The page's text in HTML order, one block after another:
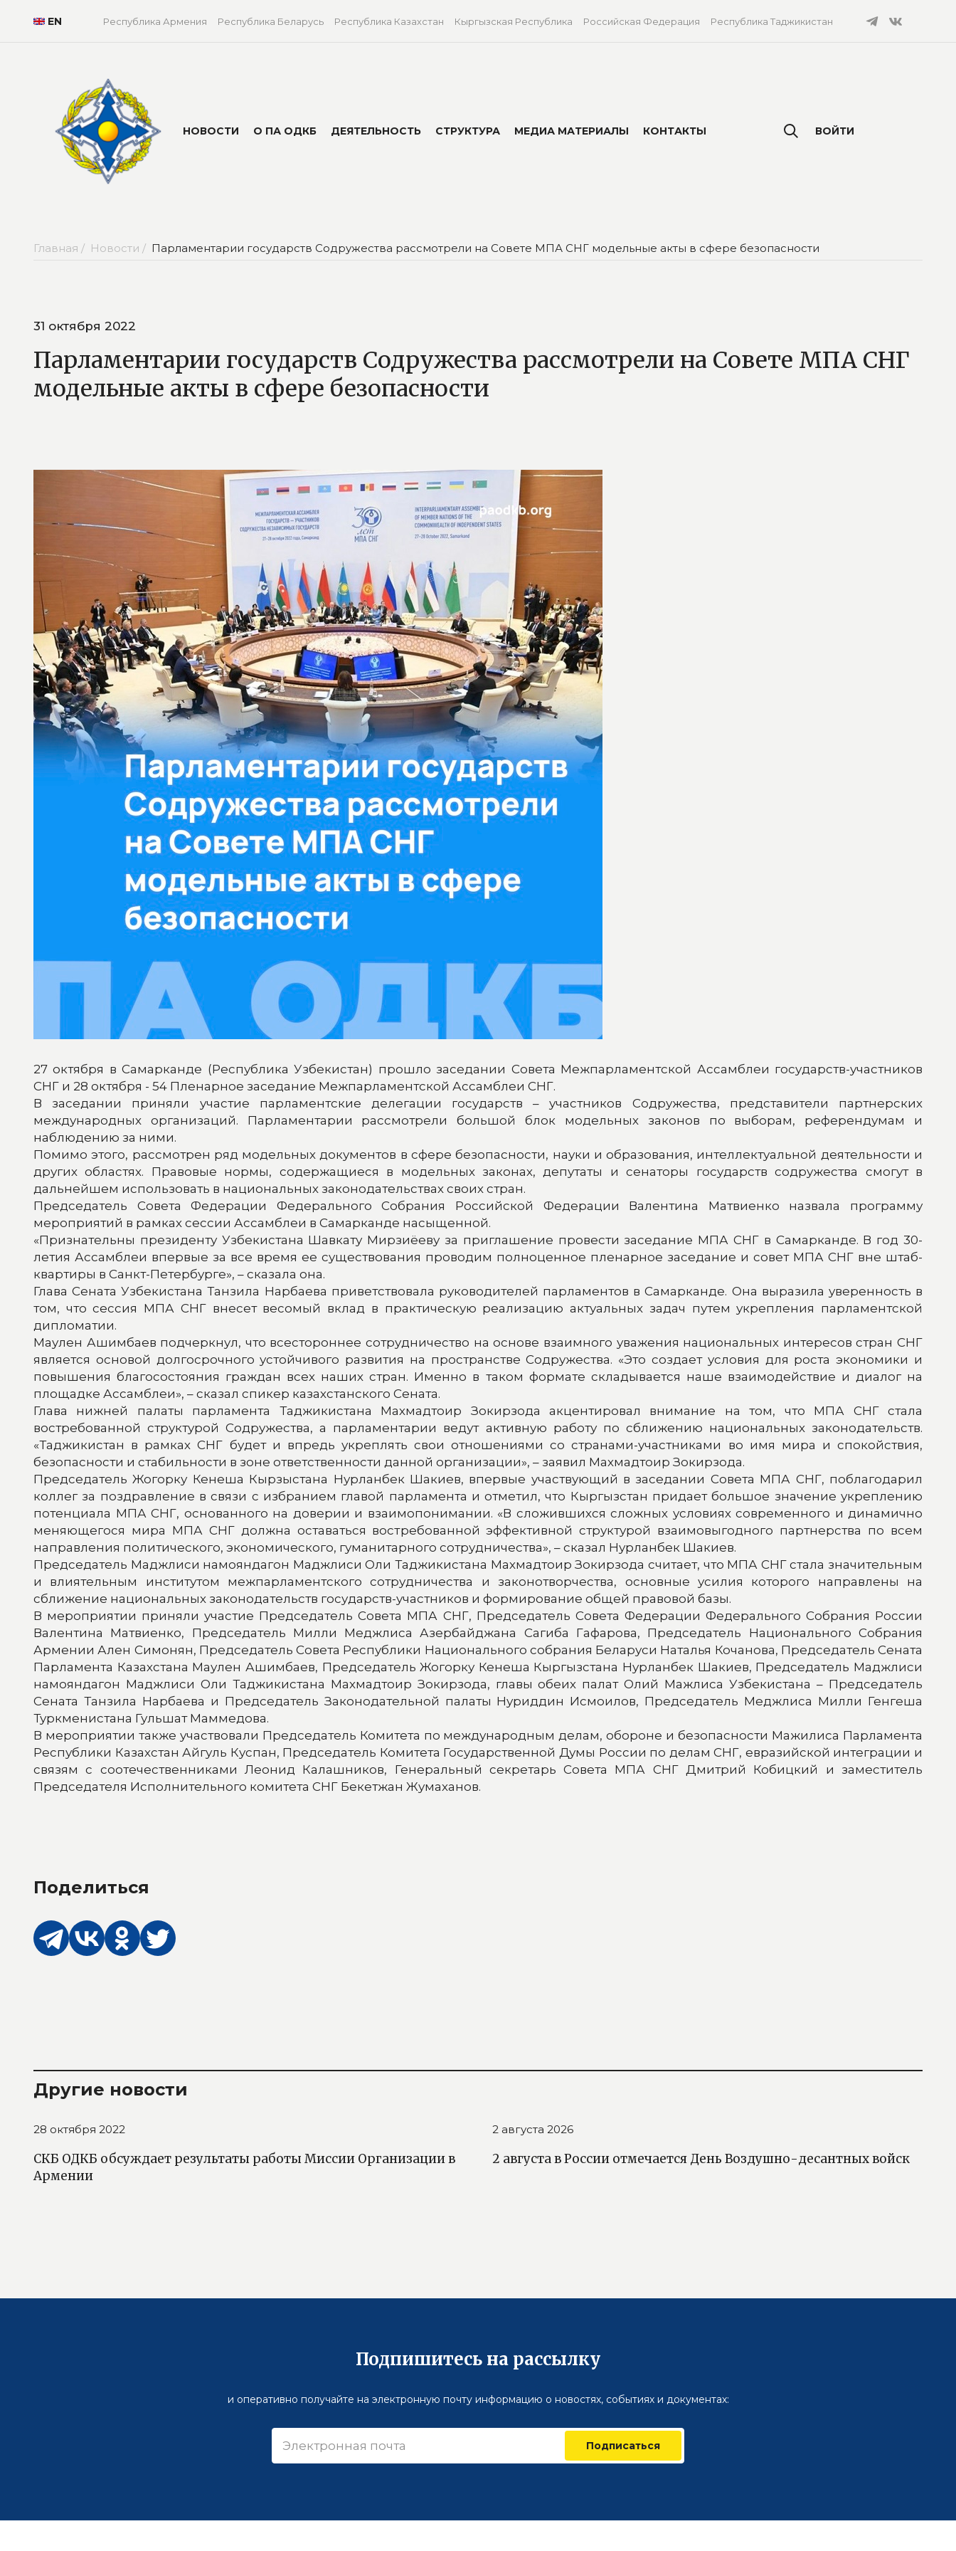
EN Республика Армения Республика Беларусь Республика Казахстан Кыргызская Республика Российская Федерация Республика Таджикистан
НОВОСТИ О ПА ОДКБ ДЕЯТЕЛЬНОСТЬ СТРУКТУРА МЕДИА МАТЕРИАЛЫ КОНТАКТЫ ВОЙТИ
Главная / Новости / Парламентарии государств Содружества рассмотрели на Совете МПА СНГ модельные акты в сфере безопасности
31 октября 2022
Парламентарии государств Содружества рассмотрели на Совете МПА СНГ
модельные акты в сфере безопасности
27 октября в Самарканде (Республика Узбекистан) прошло заседании Совета Межпарламентской Ассамблеи государств-участников
СНГ и 28 октября - 54 Пленарное заседание Межпарламентской Ассамблеи СНГ.
В заседании приняли участие парламентские делегации государств – участников Содружества, представители партнерских
международных организаций. Парламентарии рассмотрели большой блок модельных законов по выборам, референдумам и
наблюдению за ними.
Помимо этого, рассмотрен ряд модельных документов в сфере безопасности, науки и образования, интеллектуальной деятельности и
других областях. Правовые нормы, содержащиеся в модельных законах, депутаты и сенаторы государств содружества смогут в
дальнейшем использовать в национальных законодательствах своих стран.
Председатель Совета Федерации Федерального Собрания Российской Федерации Валентина Матвиенко назвала программу
мероприятий в рамках сессии Ассамблеи в Самарканде насыщенной.
«Признательны президенту Узбекистана Шавкату Мирзиёеву за приглашение провести заседание МПА СНГ в Самарканде. В год 30-
летия Ассамблеи впервые за все время ее существования проводим полноценное пленарное заседание и совет МПА СНГ вне штаб-
квартиры в Санкт-Петербурге», – сказала она.
Глава Сената Узбекистана Танзила Нарбаева приветствовала руководителей парламентов в Самарканде. Она выразила уверенность в
том, что сессия МПА СНГ внесет весомый вклад в практическую реализацию актуальных задач путем укрепления парламентской
дипломатии.
Маулен Ашимбаев подчеркнул, что всестороннее сотрудничество на основе взаимного уважения национальных интересов стран СНГ
является основой долгосрочного устойчивого развития на пространстве Содружества. «Это создает условия для роста экономики и
повышения благосостояния граждан всех наших стран. Именно в таком формате складывается наше взаимодействие и диалог на
площадке Ассамблеи», – сказал спикер казахстанского Сената.
Глава нижней палаты парламента Таджикистана Махмадтоир Зокирзода акцентировал внимание на том, что МПА СНГ стала
востребованной структурой Содружества, а парламентарии ведут активную работу по сближению национальных законодательств.
«Таджикистан в рамках СНГ будет и впредь укреплять свои отношениями со странами-участниками во имя мира и спокойствия,
безопасности и стабильности в зоне ответственности данной организации», – заявил Махмадтоир Зокирзода.
Председатель Жогорку Кенеша Кырзыстана Нурланбек Шакиев, впервые участвующий в заседании Совета МПА СНГ, поблагодарил
коллег за поздравление в связи с избранием главой парламента и отметил, что Кыргызстан придает большое значение укреплению
потенциала МПА СНГ, основанного на доверии и взаимопонимании. «В сложившихся сложных условиях современного и динамично
меняющегося мира МПА СНГ должна оставаться востребованной эффективной структурой взаимовыгодного партнерства по всем
направления политического, экономического, гуманитарного сотрудничества», – сказал Нурланбек Шакиев.
Председатель Маджлиси намояндагон Маджлиси Оли Таджикистана Махмадтоир Зокирзода считает, что МПА СНГ стала значительным
и влиятельным институтом межпарламентского сотрудничества и законотворчества, основные усилия которого направлены на
сближение национальных законодательств государств-участников и формирование общей правовой базы.
В мероприятии приняли участие Председатель Совета МПА СНГ, Председатель Совета Федерации Федерального Собрания России
Валентина Матвиенко, Председатель Милли Меджлиса Азербайджана Сагиба Гафарова, Председатель Национального Собрания
Армении Ален Симонян, Председатель Совета Республики Национального собрания Беларуси Наталья Кочанова, Председатель Сената
Парламента Казахстана Маулен Ашимбаев, Председатель Жогорку Кенеша Кыргызстана Нурланбек Шакиев, Председатель Маджлиси
намояндагон Маджлиси Оли Таджикистана Махмадтоир Зокирзода, главы обеих палат Олий Мажлиса Узбекистана – Председатель
Сената Танзила Нарбаева и Председатель Законодательной палаты Нуриддин Исмоилов, Председатель Меджлиса Милли Генгеша
Туркменистана Гульшат Маммедова.
В мероприятии также участвовали Председатель Комитета по международным делам, обороне и безопасности Мажилиса Парламента
Республики Казахстан Айгуль Куспан, Председатель Комитета Государственной Думы России по делам СНГ, евразийской интеграции и
связям с соотечественниками Леонид Калашников, Генеральный секретарь Совета МПА СНГ Дмитрий Кобицкий и заместитель
Председателя Исполнительного комитета СНГ Бекетжан Жумаханов.
Поделиться
Другие новости
28 октября 2022
СКБ ОДКБ обсуждает результаты работы Миссии Организации в
Армении
2 августа 2026
2 августа в России отмечается День Воздушно-десантных войск
Подпишитесь на рассылку
и оперативно получайте на электронную почту информацию о новостях, событиях и документах:
Подписаться